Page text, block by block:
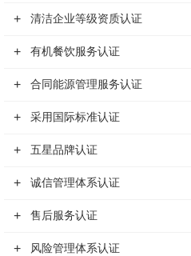
+ 清洁企业等级资质认证
+ 有机餐饮服务认证
+ 合同能源管理服务认证
+ 采用国际标准认证
+ 五星品牌认证
+ 诚信管理体系认证
+ 售后服务认证
+ 风险管理体系认证